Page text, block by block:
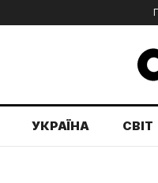
УКРАЇНА СВІТ